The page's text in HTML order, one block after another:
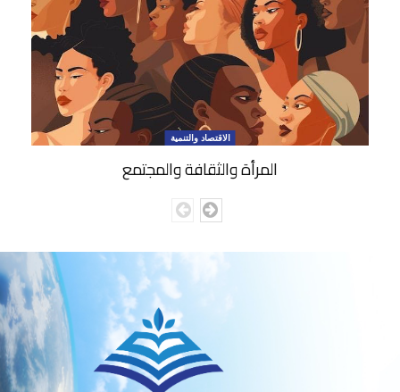
الاقتصاد والتنمية
المرأة والثقافة والمجتمع